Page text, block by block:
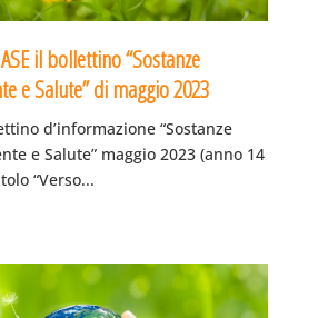
il bollettino “Sostanze
e Salute” di maggio 2023
d’informazione “Sostanze
e Salute” maggio 2023 (anno 14
“Verso...